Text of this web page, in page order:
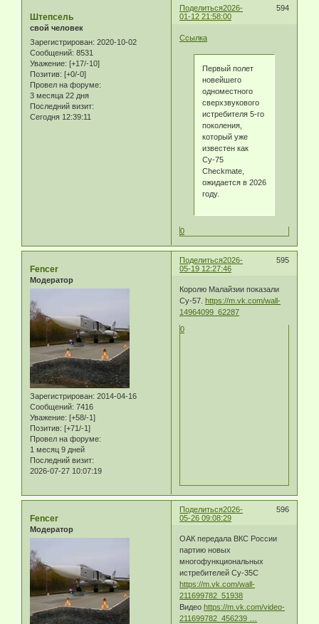
Поделиться 594
2026-
01-12 21:58:00
Штепсель
свой человек
Зарегистрирован: 2020-10-02
Сообщений: 8531
Уважение: [+17/-10]
Позитив: [+0/-0]
Провел на форуме:
3 месяца 22 дня
Последний визит:
Сегодня 12:39:11
Ссылка
Первый полет
новейшего
одноместного
сверхзвукового
истребителя 5-го
поколения,
который уже
известен как
Су-75
Checkmate,
ожидается в 2026
году.
0
Поделиться 595
2026-
05-19 12:27:46
Fencer
Модератор
Зарегистрирован: 2014-04-16
Сообщений: 7416
Уважение: [+58/-1]
Позитив: [+71/-1]
Провел на форуме:
1 месяц 9 дней
Последний визит:
2026-07-27 10:07:19
Королю Малайзии показали
Су-57.https://m.vk.com/wall-
14964099_62287
0
Поделиться 596
2026-
05-26 09:08:29
Fencer
Модератор
ОАК передала ВКС России
партию новых
многофункциональных
истребителей Су-35С
https://m.vk.com/wall-
211699782_51938
Видео https://m.vk.com/video-
211699782_456239 …